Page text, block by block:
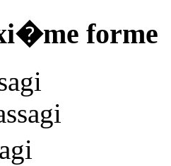
forme
i
i
i